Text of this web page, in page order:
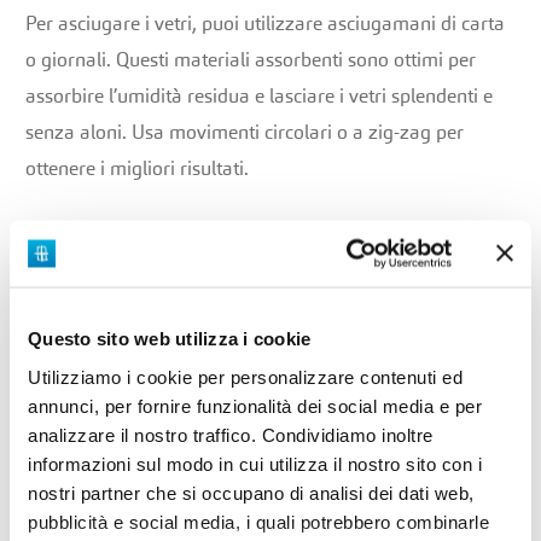
Questo sito web utilizza i cookie
Utilizziamo i cookie per personalizzare contenuti ed
annunci, per fornire funzionalità dei social media e per
analizzare il nostro traffico. Condividiamo inoltre
informazioni sul modo in cui utilizza il nostro sito con i
nostri partner che si occupano di analisi dei dati web,
pubblicità e social media, i quali potrebbero combinarle
Per asciugare i vetri, puoi utilizzare asciugamani di carta
o giornali. Questi materiali assorbenti sono ottimi per
assorbire l’umidità residua e lasciare i vetri splendenti e
senza aloni. Usa movimenti circolari o a zig-zag per
ottenere i migliori risultati.
Rifiniture e dettagli finali
dettagli. Assicurati che non ci siano aloni o macchie
rimaste e pulisci eventuali gocce d’acqua o macchie sul
telaio.
Ammira il lavoro Fatto!